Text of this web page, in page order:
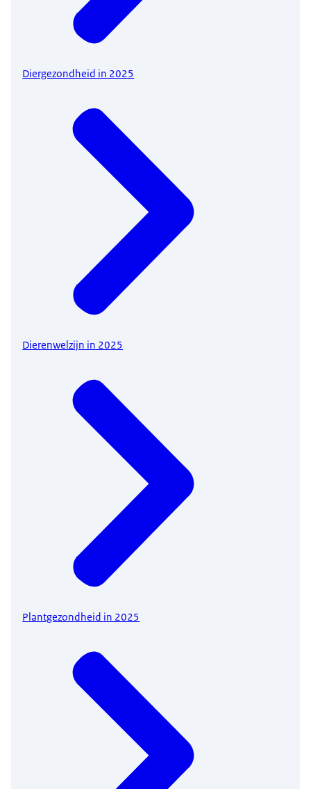
Diergezondheid in 2025
Dierenwelzijn in 2025
Plantgezondheid in 2025